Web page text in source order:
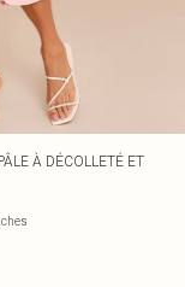
À DÉCOLLETÉ ET